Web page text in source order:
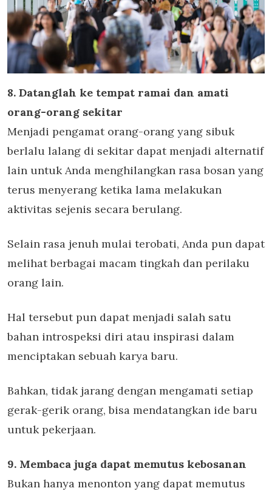
8. Datanglah ke tempat ramai dan amati
orang-orang sekitar
Menjadi pengamat orang-orang yang sibuk
berlalu lalang di sekitar dapat menjadi alternatif
lain untuk Anda menghilangkan rasa bosan yang
terus menyerang ketika lama melakukan
aktivitas sejenis secara berulang.
Selain rasa jenuh mulai terobati, Anda pun dapat
melihat berbagai macam tingkah dan perilaku
orang lain.
Hal tersebut pun dapat menjadi salah satu
bahan introspeksi diri atau inspirasi dalam
menciptakan sebuah karya baru.
Bahkan, tidak jarang dengan mengamati setiap
gerak-gerik orang, bisa mendatangkan ide baru
untuk pekerjaan.
9. Membaca juga dapat memutus kebosanan
Bukan hanya menonton yang dapat memutus